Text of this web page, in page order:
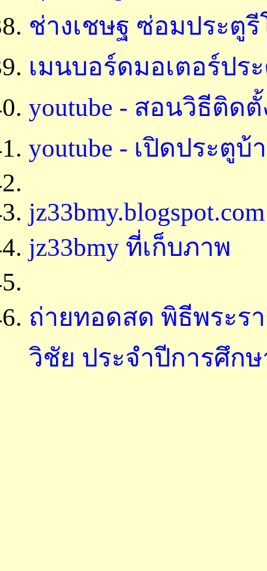
ช่างเชษฐ ซ่อมประตู
เมนบอร์ดมอเตอร์ปร
youtube - สอนวิธีติด
youtube - เปิดประตู
jz33bmy.blogspot.com
jz33bmy ที่เก็บภาพ
ถ่ายทอดสด พิธีพระ
วิชัย ประจำปีการศึกษ